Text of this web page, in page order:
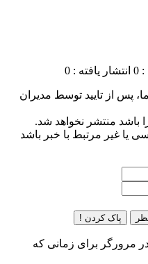
انتشار یافته : 0
پس از تایید توسط مدیران
باشد منتشر نخواهد شد.
یا غیر مرتبط با خبر باشد
پاک کردن !
مرورگر برای زمانی که